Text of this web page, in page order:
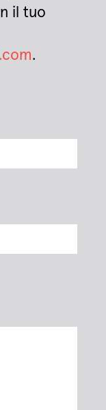
il tuo
.